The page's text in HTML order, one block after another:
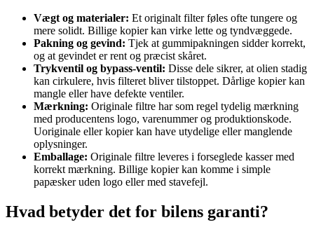
Vægt og materialer: Et originalt filter føles ofte tungere og
mere solidt. Billige kopier kan virke lette og tyndvæggede.
Pakning og gevind: Tjek at gummipakningen sidder korrekt,
og at gevindet er rent og præcist skåret.
Trykventil og bypass-ventil: Disse dele sikrer, at olien stadig
kan cirkulere, hvis filteret bliver tilstoppet. Dårlige kopier kan
mangle eller have defekte ventiler.
Mærkning: Originale filtre har som regel tydelig mærkning
med producentens logo, varenummer og produktionskode.
Uoriginale eller kopier kan have utydelige eller manglende
oplysninger.
Emballage: Originale filtre leveres i forseglede kasser med
korrekt mærkning. Billige kopier kan komme i simple
papæsker uden logo eller med stavefejl.
Hvad betyder det for bilens garanti?